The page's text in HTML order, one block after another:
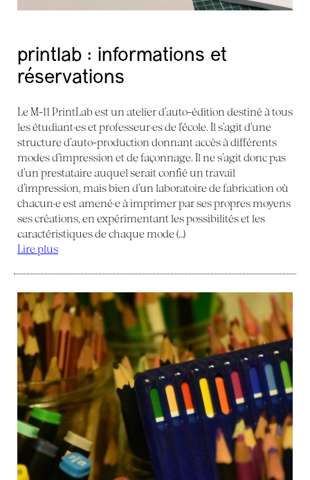
printlab : informations et
réservations
Le M-11 PrintLab est un atelier d’auto-édition destiné à tous
les étudiant·es et professeur·es de l’école. Il s’agit d’une
structure d’auto-production donnant accès à différents
modes d’impression et de façonnage. Il ne s’agit donc pas
d’un prestataire auquel serait confié un travail
d’impression, mais bien d’un laboratoire de fabrication où
chacun·e est amené·e à imprimer par ses propres moyens
ses créations, en expérimentant les possibilités et les
caractéristiques de chaque mode (…)
Lire plus